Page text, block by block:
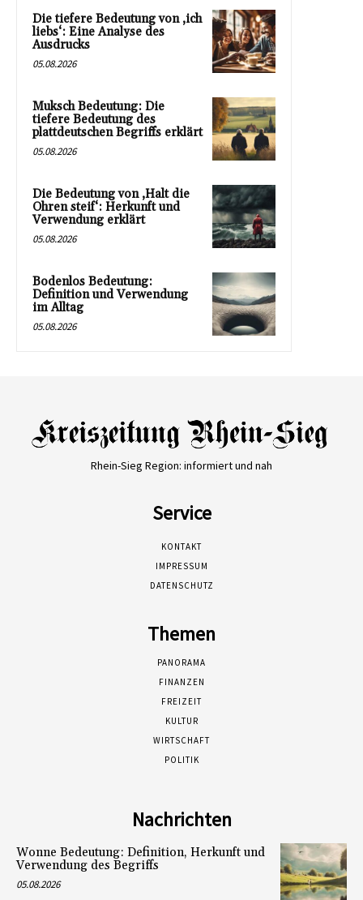
Die tiefere Bedeutung von ‚ich
liebs‘: Eine Analyse des
Ausdrucks
05.08.2026
Muksch Bedeutung: Die
tiefere Bedeutung des
plattdeutschen Begriffs erklärt
05.08.2026
Die Bedeutung von ‚Halt die
Ohren steif‘: Herkunft und
Verwendung erklärt
05.08.2026
Bodenlos Bedeutung:
Definition und Verwendung
im Alltag
05.08.2026
Rhein-Sieg Region: informiert und nah
Service
KONTAKT
IMPRESSUM
DATENSCHUTZ
Themen
PANORAMA
FINANZEN
FREIZEIT
KULTUR
WIRTSCHAFT
POLITIK
Nachrichten
Wonne Bedeutung: Definition, Herkunft und
Verwendung des Begriffs
05.08.2026